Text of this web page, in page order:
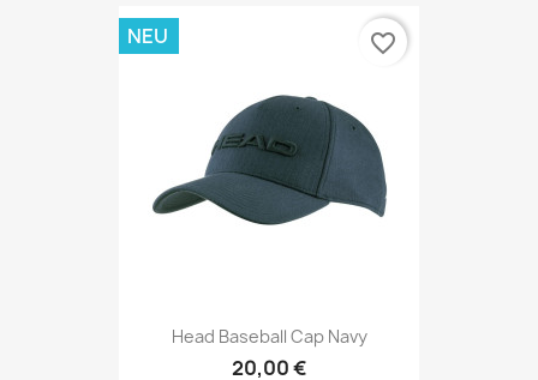
Head Baseball Cap Navy
20,00 €
NEU favorite_border